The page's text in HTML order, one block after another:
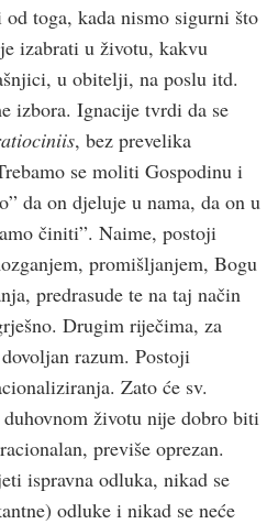
toga, kada nismo sigurni što
izabrati u životu, kakvu
u obitelji, na poslu itd.
izbora. Ignacije tvrdi da se
, bez prevelika
se moliti Gospodinu i
da on djeluje u nama, da on u
činiti”. Naime, postoji
promišljanjem, Bogu
predrasude te na taj način
Drugim riječima, za
razum. Postoji
Zato će sv.
životu nije dobro biti
previše oprezan.
ispravna odluka, nikad se
odluke i nikad se neće